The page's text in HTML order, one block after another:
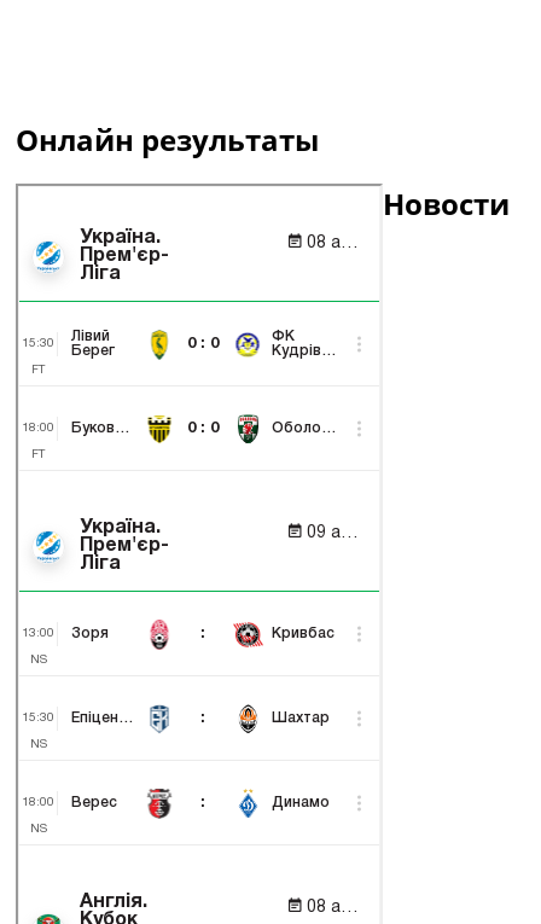
Онлайн результаты
Новости